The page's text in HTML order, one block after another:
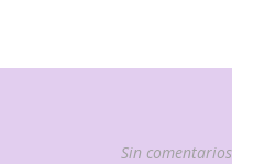
Sin comentarios